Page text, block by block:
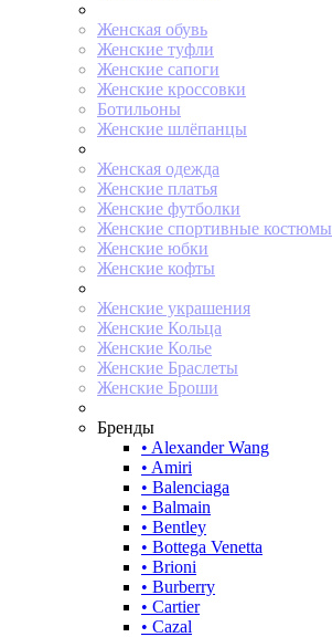
Женская обувь
Женские туфли
Женские сапоги
Женские кроссовки
Ботильоны
Женские шлёпанцы
Женская одежда
Женские платья
Женские футболки
Женские спортивные костюмы
Женские юбки
Женские кофты
Женские украшения
Женские Кольца
Женские Колье
Женские Браслеты
Женские Броши
Бренды
• Alexander Wang
• Amiri
• Balenciaga
• Balmain
• Bentley
• Bottega Venetta
• Brioni
• Burberry
• Cartier
• Cazal